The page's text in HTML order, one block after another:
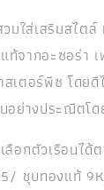
มใส่เสริมสไต
จากอะซอร่า
เตอร์พีซ โดยดี
อย่างประณีตโ
อกตัวเรือนไ
ชุบทองแท้